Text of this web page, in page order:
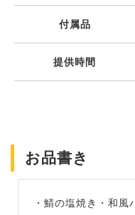
付属品
提供時間
お品書き
・鯖の塩焼き・和